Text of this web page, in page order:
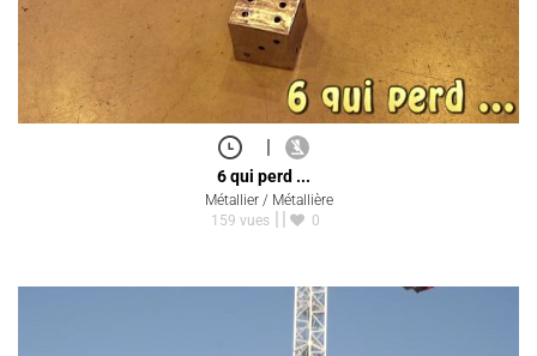
|
6 qui perd ...
Métallier / Métallière
159 vues
0